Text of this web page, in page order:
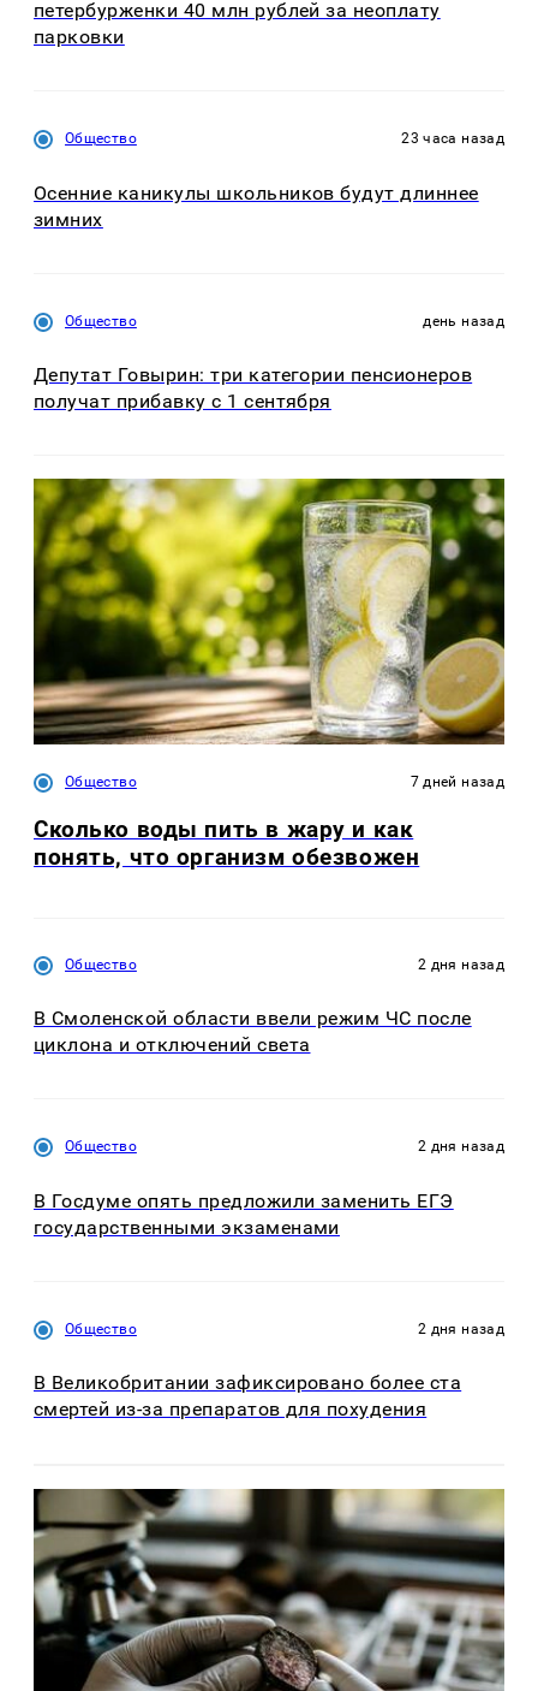
петербурженки 40 млн рублей за неоплату
парковки
Общество 23 часа назад
Осенние каникулы школьников будут длиннее
зимних
Общество день назад
Депутат Говырин: три категории пенсионеров
получат прибавку с 1 сентября
Общество 7 дней назад
Сколько воды пить в жару и как
понять, что организм обезвожен
Общество 2 дня назад
В Смоленской области ввели режим ЧС после
циклона и отключений света
Общество 2 дня назад
В Госдуме опять предложили заменить ЕГЭ
государственными экзаменами
Общество 2 дня назад
В Великобритании зафиксировано более ста
смертей из-за препаратов для похудения